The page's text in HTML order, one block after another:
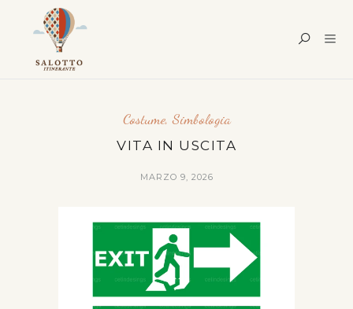
Costume,Simbologia
VITA IN USCITA
MARZO 9, 2026